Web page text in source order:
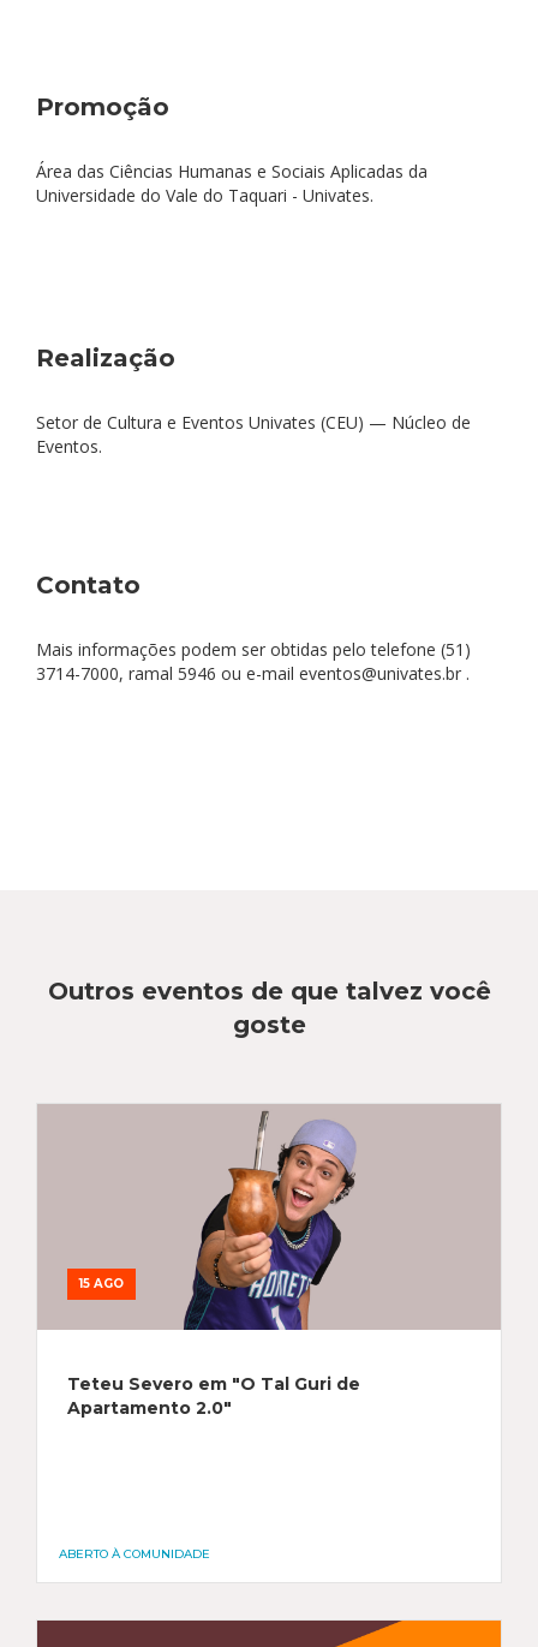
Promoção
Área das Ciências Humanas e Sociais Aplicadas da
Universidade do Vale do Taquari - Univates.
Realização
Setor de Cultura e Eventos Univates (CEU) — Núcleo de
Eventos.
Contato
Mais informações podem ser obtidas pelo telefone (51)
3714-7000, ramal 5946 ou e-mail eventos@univates.br .
Outros eventos de que talvez você
goste
15 AGO
Teteu Severo em "O Tal Guri de
Apartamento 2.0"
ABERTO À COMUNIDADE